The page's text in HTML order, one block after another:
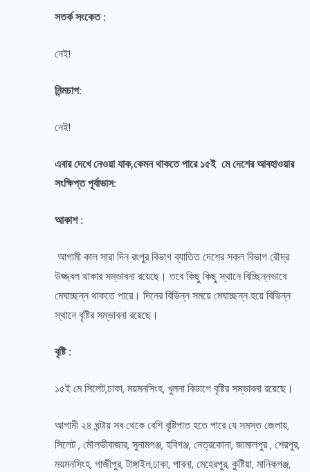
সতর্ক সংকেত :
নেই!
নিন্মচাপ:
নেই!
এবার দেখে নেওয়া যাক,কেমন থাকতে পারে ১৫ই মে দেশের আবহাওয়ার
সংক্ষিপ্ত পূর্বাভাস:
আকাশ :
আগামী কাল সারা দিন রংপুর বিভাগ ব্যাতিত দেশের সকল বিভাগ রৌদ্র
উজ্জ্বল থাকার সম্ভাবনা রয়েছে। তবে কিছু কিছু স্থানে বিচ্ছিন্নভাবে
মেঘাচ্ছন্ন থাকতে পারে। দিনের বিভিন্ন সময়ে মেঘাচ্ছন্ন হয়ে বিভিন্ন
স্থানে বৃষ্টির সম্ভাবনা রয়েছে।
বৃষ্টি :
১৫ই মে সিলেট,ঢাকা, ময়মনসিংহ, খুলনা বিভাগে বৃষ্টির সম্ভাবনা রয়েছে।
আগামী ২৪ ঘন্টায় সব থেকে বেশি বৃষ্টিপাত হতে পারে যে সমস্ত জেলায়,
সিলেট , মৌলভীবাজার, সুনামগঞ্জ, হবিগঞ্জ, নেত্রকোনা, জামালপুর , শেরপুর,
ময়মনসিংহ, গাজীপুর, টাঙ্গাইল,ঢাকা, পাবনা, মেহেরপুর, কুষ্টিয়া, মানিকগঞ্জ,